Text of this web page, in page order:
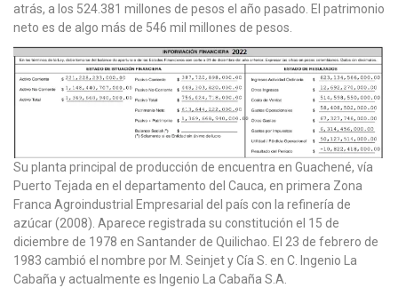
atrás, a los 524.381 millones de pesos el año pasado. El patrimonio
neto es de algo más de 546 mil millones de pesos.
Su planta principal de producción de encuentra en Guachené, vía
Puerto Tejada en el departamento del Cauca, en primera Zona
Franca Agroindustrial Empresarial del país con la refinería de
azúcar (2008). Aparece registrada su constitución el 15 de
diciembre de 1978 en Santander de Quilichao. El 23 de febrero de
1983 cambió el nombre por M. Seinjet y Cía S. en C. Ingenio La
Cabaña y actualmente es Ingenio La Cabaña S.A.